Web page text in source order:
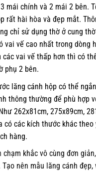
mái chính và 2 mái 2 bên.
rất hài hòa và đẹp mắt.
chỉ sử dụng thờ ở cung
vai vế cao nhất trong dòng
các vai vế thấp hơn thì có
phụ 2 bên.
lăng cánh hộp có thể
thông thường để phù hợp
262x81cm, 275x89cm,
có các kích thước khác theo
hàng.
chạm khắc vô cùng đơn
Tạo nên mẫu lăng cánh